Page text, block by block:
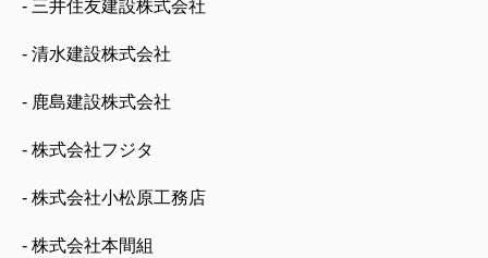
- 三井住友建設株式会社
- 清水建設株式会社
- 鹿島建設株式会社
- 株式会社フジタ
- 株式会社小松原工務店
- 株式会社本間組